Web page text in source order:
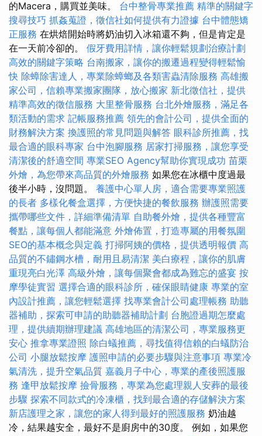
的Macera，購買並美味。 台中整骨專業推薦 精準的關鍵字
搜尋技巧 抓姦蒐證，徵信社如何提供有力證據 台中體態矯
正服務 在烘焙開始時將奶油切入冰箱還不夠，但是肯定是
在一天前冷卻的。 假牙費用詳情，讓你輕鬆規劃治療計劃
高效的關鍵字策略 台南搬家，讓你的搬遷過程變得輕鬆愉
快 除蟑除害達人，專業除蟑螂及各類害蟲清除服務 高雄搬
家公司，信賴專業搬家團隊，放心搬家 新北徵信社，提供
精準高效的徵信服務 大里整骨服務 台北外燴服務，滿足各
類活動的需求 記帳服務推薦 領先的會計公司，提供全面的
財務解決方案 換護照的常見問題與解答 眼科診所推薦，找
最合適的眼科專家 台中泡腳服務 居家打掃服務，讓您享受
清潔後的舒適空間 專業SEO Agency幫助你實現成功 苗栗
外燴，為您帶來高品質的外燴服務 如果您在冰櫃中度過最
後半小時，沒問題。 養護中心單人房，適合需要專業照護
的長者 多樣化餐盒選擇，方便快捷的餐飲服務 辦護照需要
攜帶哪些文件，詳細準備清單 自助餐外燴，提供各種豐富
餐點，讓每個人都能滿意 外燴佈置，打造專屬的用餐氛圍
SEO的基本概念與定義 打掃阿姨的價格，提供透明報價 高
品質的不鏽鋼水槽，耐用且易清潔 美白療程，讓你的肌膚
重現亮白光澤 高級外燴，讓每個聚會都成為難忘的盛宴 按
摩學徒實習 選擇合適的眼科診所，確保眼睛健康 專業的室
內設計推薦，讓您輕鬆選擇 找專業會計公司處理帳務 助聽
器補助，探索可申請的助聽器補助計劃 台胞證過期怎麼處
理，提供續期辦理建議 高雄地區的清潔公司，專業服務更
安心 推拿專業證照 除白蟻推薦，尋找值得信賴的白蟻防治
公司 小腿放鬆按摩 護照申請的必要步驟與注意事項 專業冷
氣清洗，提升空氣品質 嘉義月子中心，專業的產後照護服
務 逢甲放鬆按摩 撿骨服務，專業為您處理親人安葬的最後
步驟 探索不同款式的冷凍櫃，找到最合適的存儲解決方案
新店護理之家，讓您的家人得到最好的照護服務 奶油越
冷，結果越安全，最好不是廚房中的30度。 例如，如果您